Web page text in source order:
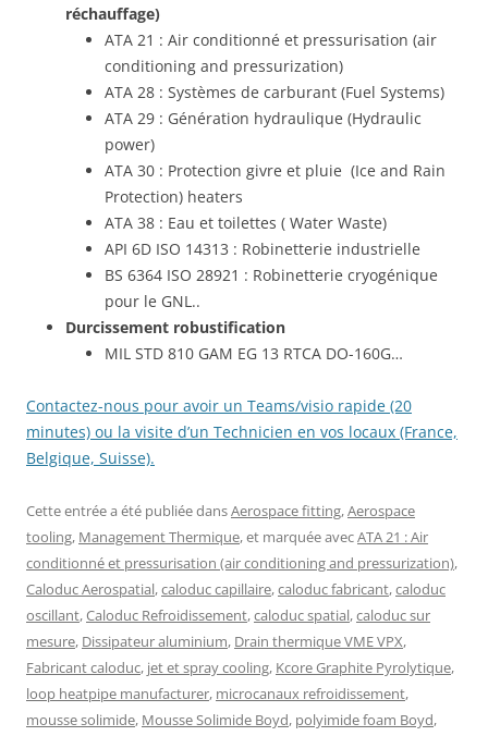
réchauffage)
ATA 21 : Air conditionné et pressurisation (air
conditioning and pressurization)
ATA 28 : Systèmes de carburant (Fuel Systems)
ATA 29 : Génération hydraulique (Hydraulic
power)
ATA 30 : Protection givre et pluie (Ice and Rain
Protection) heaters
ATA 38 : Eau et toilettes ( Water Waste)
API 6D ISO 14313 : Robinetterie industrielle
BS 6364 ISO 28921 : Robinetterie cryogénique
pour le GNL..
Durcissement robustification
MIL STD 810 GAM EG 13 RTCA DO-160G…
Contactez-nous pour avoir un Teams/visio rapide (20
minutes) ou la visite d’un Technicien en vos locaux (France,
Belgique, Suisse).
Cette entrée a été publiée dansAerospace fitting,Aerospace
tooling, Management Thermique, et marquée avecATA 21 : Air
conditionné et pressurisation (air conditioning and pressurization),
Caloduc Aerospatial,caloduc capillaire,caloduc fabricant,caloduc
oscillant,Caloduc Refroidissement,caloduc spatial,caloduc sur
mesure, Dissipateur aluminium, Drain thermique VME VPX,
Fabricant caloduc, jet et spray cooling, Kcore Graphite Pyrolytique,
loop heatpipe manufacturer, microcanaux refroidissement,
mousse solimide, Mousse Solimide Boyd, polyimide foam Boyd,